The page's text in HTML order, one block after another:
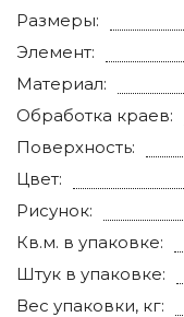
Размеры:
Элемент:
Материал:
Обработка краев:
Поверхность:
Цвет:
Рисунок:
Кв.м. в упаковке:
Штук в упаковке:
Вес упаковки, кг: